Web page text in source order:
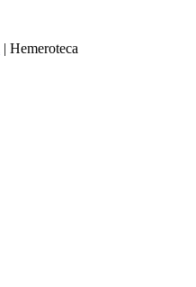
| Hemeroteca